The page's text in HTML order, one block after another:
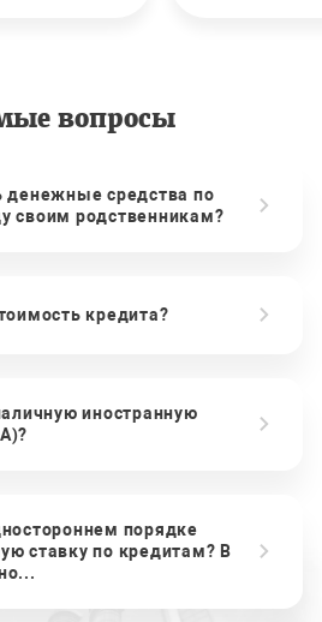
вопросы
денежные средства по
своим родственникам?
кредита?
иностранную
порядке
ставку по кредитам? В